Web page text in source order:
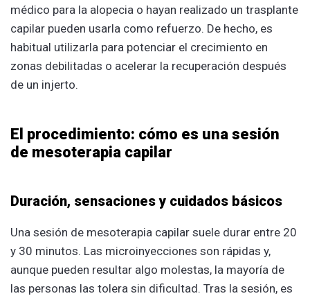
médico para la alopecia o hayan realizado un trasplante
capilar pueden usarla como refuerzo. De hecho, es
habitual utilizarla para potenciar el crecimiento en
zonas debilitadas o acelerar la recuperación después
de un injerto.
El procedimiento: cómo es una sesión
de mesoterapia capilar
Duración, sensaciones y cuidados básicos
Una sesión de mesoterapia capilar suele durar entre 20
y 30 minutos. Las microinyecciones son rápidas y,
aunque pueden resultar algo molestas, la mayoría de
las personas las tolera sin dificultad. Tras la sesión, es